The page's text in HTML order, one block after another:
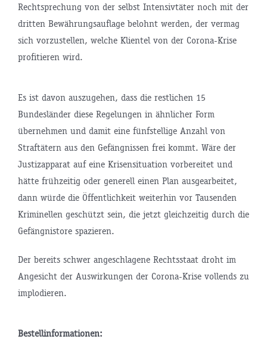
Rechtsprechung von der selbst Intensivtäter noch mit der
dritten Bewährungsauflage belohnt werden, der vermag
sich vorzustellen, welche Klientel von der Corona-Krise
profitieren wird.
Es ist davon auszugehen, dass die restlichen 15
Bundesländer diese Regelungen in ähnlicher Form
übernehmen und damit eine fünfstellige Anzahl von
Straftätern aus den Gefängnissen frei kommt. Wäre der
Justizapparat auf eine Krisensituation vorbereitet und
hätte frühzeitig oder generell einen Plan ausgearbeitet,
dann würde die Öffentlichkeit weiterhin vor Tausenden
Kriminellen geschützt sein, die jetzt gleichzeitig durch die
Gefängnistore spazieren.
Der bereits schwer angeschlagene Rechtsstaat droht im
Angesicht der Auswirkungen der Corona-Krise vollends zu
implodieren.
Bestellinformationen: